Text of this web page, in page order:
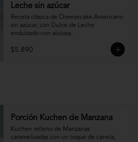
Leche sin azúcar
Receta clásica de Cheesecake Americano
sin azúcar, con Dulce de Leche
endulzado con alulosa.
$5.890
Porción Kuchen de Manzana
Kuchen relleno de Manzanas
caramelizadas con un toque de canela,